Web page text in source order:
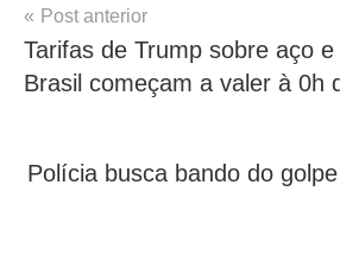
Navegação
de
Post
Post anterior
Tarifas de Trump sobre aço
Brasil começam a valer à 0h
Polícia busca bando do